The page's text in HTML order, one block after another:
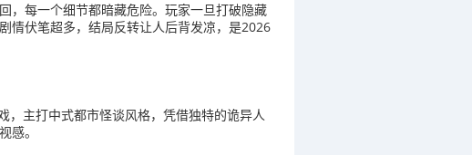
，每一个细节都暗藏危险。玩家一旦打破隐藏
情伏笔超多，结局反转让人后背发凉，是2026
，主打中式都市怪谈风格，凭借独特的诡异人
感。